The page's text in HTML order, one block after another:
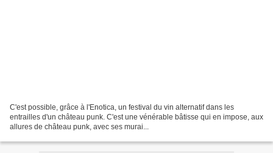
C'est possible, grâce à l'Enotica, un festival du vin alternatif dans les
entrailles d'un château punk. C'est une vénérable bâtisse qui en impose, aux
allures de château punk, avec ses murai...